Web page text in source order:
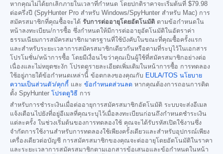
หากคุณไม่ได้ยกเลิกภายในเวลาที่กำหนด โดยปกติราคาจะเริ่มต้นที่ $79.98
ต่อครึ่งปี (SpyHunter Pro สำหรับ Windows/SpyHunter สำหรับ Mac) การ
สมัครสมาชิกที่คุณซื้อจะได้ รับการต่ออายุโดยอัตโนมัติ ตามข้อกำหนดใน
หน้าลงทะเบียน/การซื้อ ซึ่งกำหนดให้มีการต่ออายุอัตโนมัติในอัตราค่า
ธรรมเนียมการสมัครสมาชิกมาตรฐานที่ใช้บังคับในขณะที่คุณซื้อครั้งแรก
และสำหรับระยะเวลาการสมัครสมาชิกเดียวกันหรือตามที่ระบุไว้ในเอกสาร
โปรโมชั่น/หน้าการซื้อ โดยมีเงื่อนไขว่าคุณเป็นผู้ใช้ที่สมัครสมาชิกอย่างต่อ
เนื่องและไม่หยุดชะงัก โปรดดูรายละเอียดเพิ่มเติมในหน้าการซื้อ การทดลอง
ใช้อยู่ภายใต้ข้อกำหนดเหล่านี้ ข้อตกลงของคุณกับ EULA/TOS นโยบาย
ความเป็นส่วนตัว/คุกกี้ และ ข้อกำหนดส่วนลด หากคุณต้องการถอนการติด
ตั้ง SpyHunter โปรดดูวิธี การ
สำหรับการชำระเงินเมื่อต่ออายุการสมัครสมาชิกอัตโนมัติ ระบบจะส่งอีเมล
แจ้งเตือนไปยังที่อยู่อีเมลที่คุณระบุไว้เมื่อลงทะเบียนก่อนถึงกำหนดชำระเงิน
แต่ละครั้ง ในช่วงเริ่มต้นของการทดลองใช้ คุณจะได้รับรหัสเปิดใช้งานซึ่ง
จำกัดการใช้งานสำหรับการทดลองใช้เพียงครั้งเดียวและสำหรับอุปกรณ์เพียง
เครื่องเดียวต่อบัญชี การสมัครสมาชิกของคุณจะต่ออายุโดยอัตโนมัติในราคา
และระยะเวลาการสมัครสมาชิกตามเอกสารข้อเสนอและข้อกำหนดในหน้า